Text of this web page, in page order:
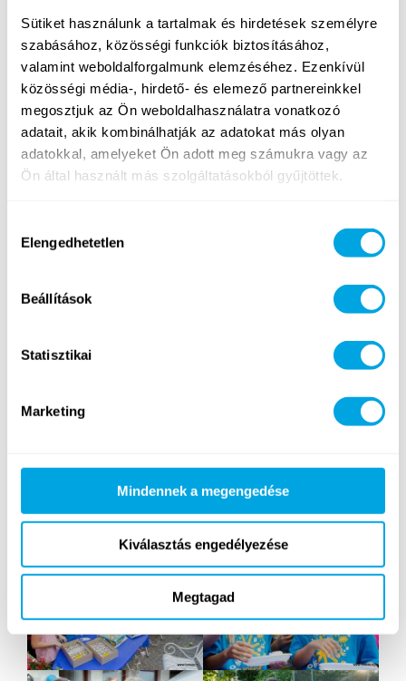
Sütiket használunk a tartalmak és hirdetések személyre
szabásához, közösségi funkciók biztosításához,
valamint weboldalforgalmunk elemzéséhez. Ezenkívül
közösségi média-, hirdető- és elemező partnereinkkel
megosztjuk az Ön weboldalhasználatra vonatkozó
adatait, akik kombinálhatják az adatokat más olyan
adatokkal, amelyeket Ön adott meg számukra vagy az
Ön által használt más szolgáltatásokból gyűjtöttek.
kiválasztása
Elengedhetetlen
Beállítások
Statisztikai
Marketing
Mindennek a megengedése
Kiválasztás engedélyezése
Megtagad